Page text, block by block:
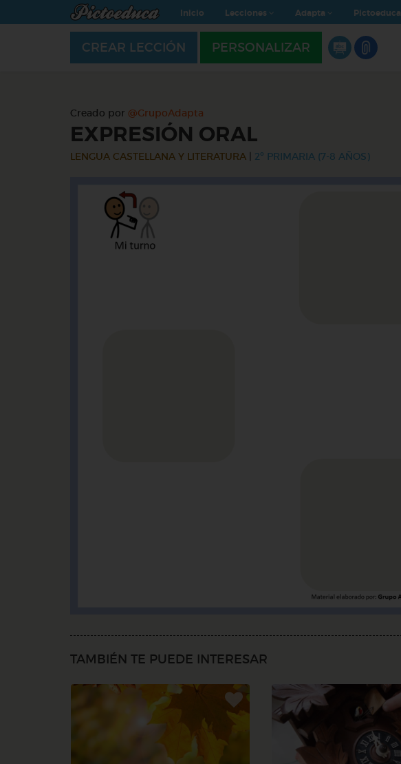
Inicio Lecciones Adapta Pictoeduca
CREAR LECCIÓN PERSONALIZAR
Creado por @GrupoAdapta
EXPRESIÓN ORAL
LENGUA CASTELLANA Y LITERATURA 2º PRIMARIA (7-8 AÑOS)
TAMBIÉN TE PUEDE INTERESAR